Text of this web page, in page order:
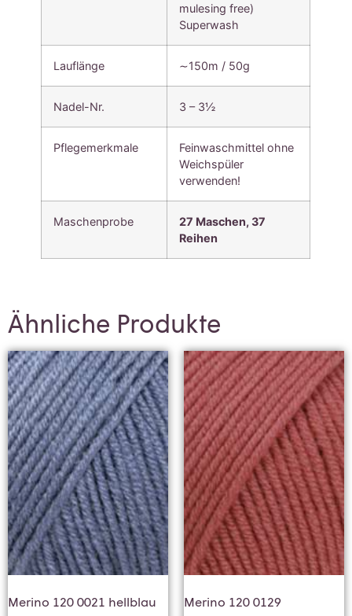
mulesing free)
Superwash
Lauflänge ∼150m / 50g
Nadel-Nr. 3 – 3½
Pflegemerkmale
Feinwaschmittel ohne
Weichspüler
verwenden!
Maschenprobe
27 Maschen, 37
Reihen
Ähnliche Produkte
Merino 120 0021 hellblau Merino 120 0129